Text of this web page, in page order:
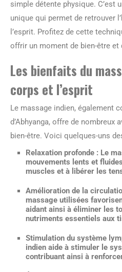
simple détente physique. C’est
unique qui permet de retrouver
l’esprit. Profitez de cette
offrir un moment de bien-être et
Les bienfaits du
corps et l’esprit
Le massage indien, également
d’Abhyanga, offre de nombreux
bien-être. Voici quelques-uns
Relaxation profonde : Le
mouvements lents et
muscles et à libérer les
Amélioration de la
massage utilisées
aidant ainsi à éliminer les
nutriments essentiels aux
Stimulation du système
indien aide à stimuler le
contribuant ainsi à